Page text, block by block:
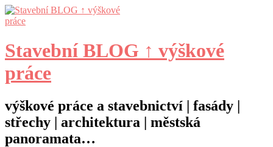
Stavební BLOG ↑ výškové
práce
výškové práce a stavebnictví | fasády |
střechy | architektura | městská
panoramata…